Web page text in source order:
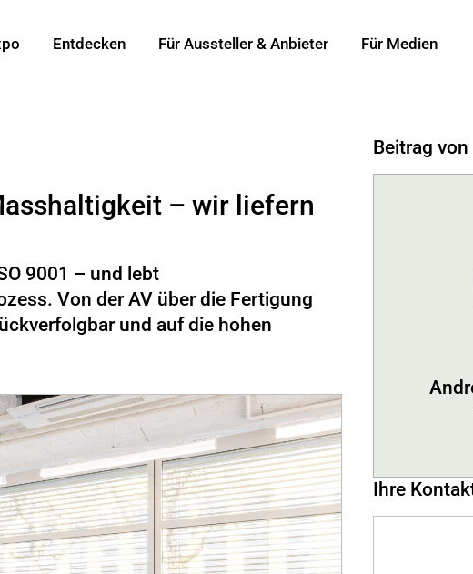
Entdecken Für Aussteller & Anbieter Für Medien
– wir liefern
9001 – und lebt
Von der AV über die Fertigung
und auf die hohen
Beitrag von
Ihre